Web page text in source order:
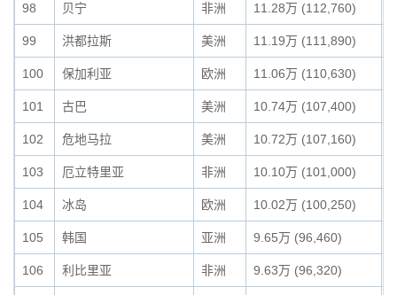
98 贝宁 非洲 11.28万 (112,760)
99 洪都拉斯 美洲 11.19万 (111,890)
100 保加利亚 欧洲 11.06万 (110,630)
101 古巴 美洲 10.74万 (107,400)
102 危地马拉 美洲 10.72万 (107,160)
103 厄立特里亚 非洲 10.10万 (101,000)
104 冰岛 欧洲 10.02万 (100,250)
105 韩国 亚洲 9.65万 (96,460)
106 利比里亚 非洲 9.63万 (96,320)